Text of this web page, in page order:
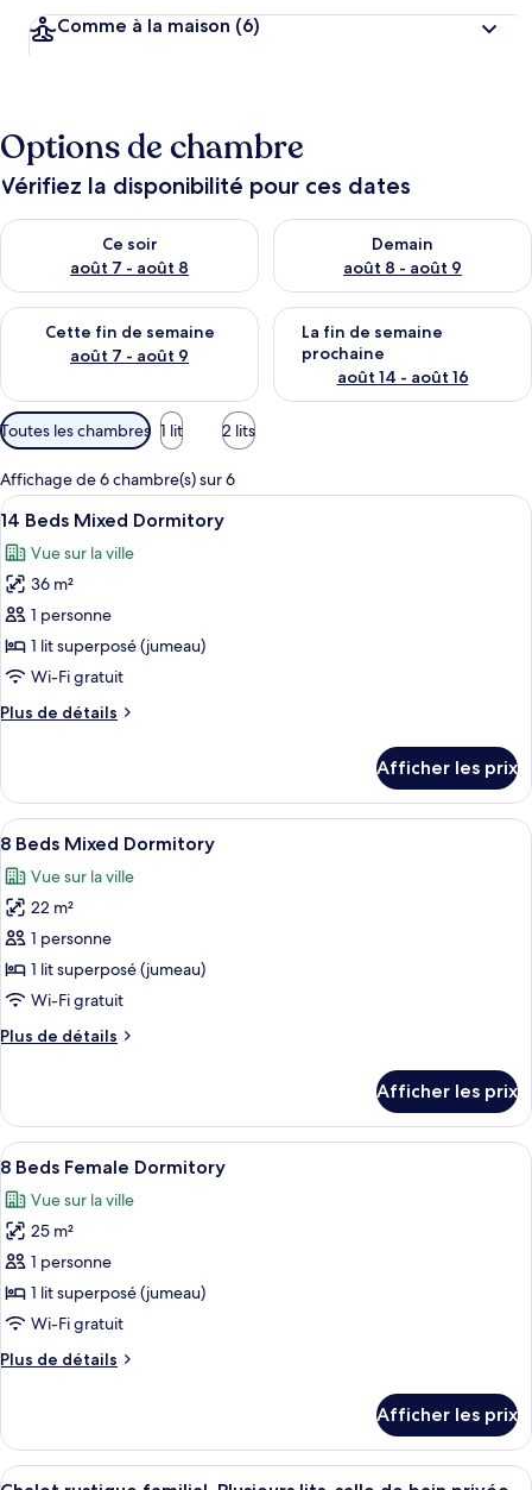
Comme à la maison (6)
Options de chambre
Vérifiez la disponibilité pour ces dates
Ce soir
août 7 - août 8
Vérifier la disponibilité pour ce soir août 7 - août 8
Demain
août 8 - août 9
Vérifier la disponibilité pour
Cette fin de semaine
août 7 - août 9
Vérifier la disponibilité pour cette fin de semaine août 7 -
La fin de semaine
prochaine
août 14 - août 16
Vérifier la disponibilité pour
Filtres
disponibles
pour
les
chambres
Toutes les chambres 1 lit 2 lits
Affichage de 6 chambre(s) sur 6
Afficher
toutes
les
photos
pour
ce
type
chambre :
Mixed
Dormitory
Un couloir bordé de lits superposés
7
14 Beds Mixed Dormitory
Vue sur la ville
36 m²
1 personne
1 lit superposé (jumeau)
Wi-Fi gratuit
Plus de détails
Plus
14
Beds
Mixed
Afficher les prix
Afficher
toutes
les
photos
pour
ce
type
chambre :
Mixed
Dormitory
Une chambre avec un lit superposé,
9
8 Beds Mixed Dormitory
Vue sur la ville
22 m²
1 personne
1 lit superposé (jumeau)
Wi-Fi gratuit
Plus de détails
Plus
8
Beds
Mixed
Afficher les prix
Afficher
toutes
les
photos
pour
ce
type
chambre :
Female
Dormitory
8 Beds Female Dormitory | Rideaux
8
8 Beds Female Dormitory
Vue sur la ville
25 m²
1 personne
1 lit superposé (jumeau)
Wi-Fi gratuit
Plus de détails
Plus
8
Beds
Afficher les prix
Afficher Une chambre avec des lits